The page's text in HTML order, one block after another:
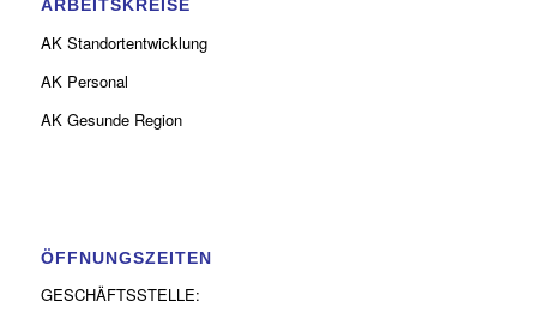
ARBEITSKREISE
AK Standortentwicklung
AK Personal
AK Gesunde Region
ÖFFNUNGSZEITEN
GESCHÄFTSSTELLE: